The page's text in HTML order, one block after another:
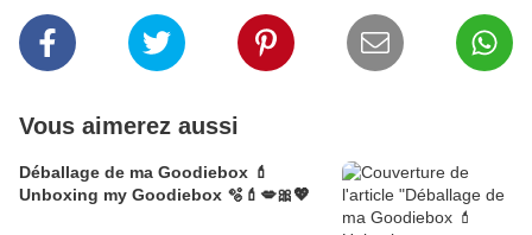
Vous aimerez aussi
Déballage de ma Goodiebox 💄
Unboxing my Goodiebox 🫧💄💋🎀💖